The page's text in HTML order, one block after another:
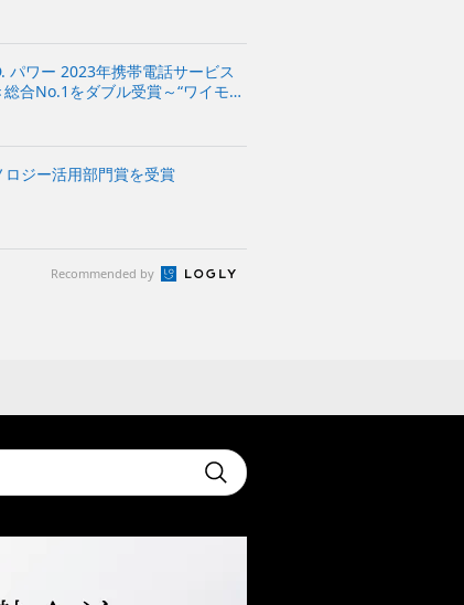
パワー 2023年携帯電話サービス
合No.1をダブル受賞～“ワイモバ
、“LINEMO”がオンライン専用
ジー活用部門賞を受賞
Recommended by
Submit